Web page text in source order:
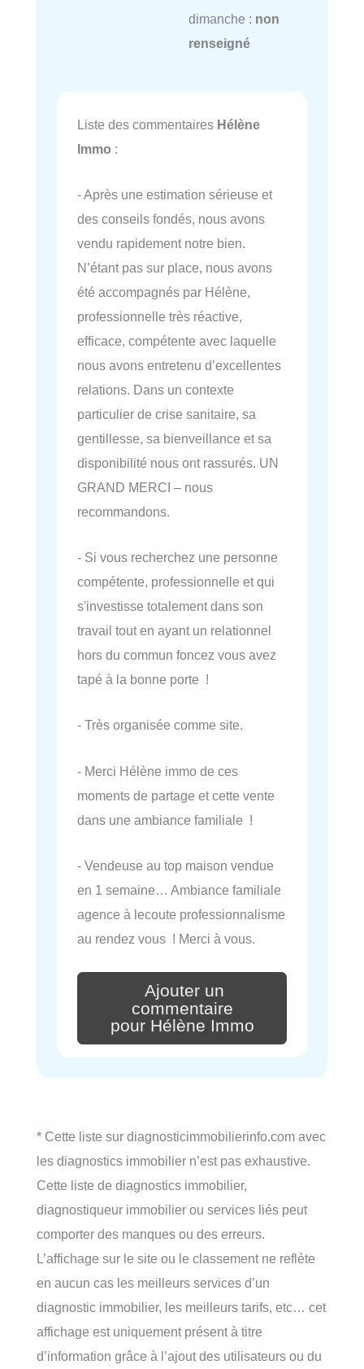
dimanche : non
renseigné
Liste des commentaires Hélène
Immo :
- Après une estimation sérieuse et
des conseils fondés, nous avons
vendu rapidement notre bien.
N’étant pas sur place, nous avons
été accompagnés par Hélène,
professionnelle très réactive,
efficace, compétente avec laquelle
nous avons entretenu d’excellentes
relations. Dans un contexte
particulier de crise sanitaire, sa
gentillesse, sa bienveillance et sa
disponibilité nous ont rassurés. UN
GRAND MERCI – nous
recommandons.
- Si vous recherchez une personne
compétente, professionnelle et qui
s'investisse totalement dans son
travail tout en ayant un relationnel
hors du commun foncez vous avez
tapé à la bonne porte !
- Très organisée comme site.
- Merci Hélène immo de ces
moments de partage et cette vente
dans une ambiance familiale !
- Vendeuse au top maison vendue
en 1 semaine… Ambiance familiale
agence à lecoute professionnalisme
au rendez vous ! Merci à vous.
Ajouter un
commentaire
pour Hélène Immo
* Cette liste sur diagnosticimmobilierinfo.com avec
les diagnostics immobilier n’est pas exhaustive.
Cette liste de diagnostics immobilier,
diagnostiqueur immobilier ou services liés peut
comporter des manques ou des erreurs.
L’affichage sur le site ou le classement ne reflète
en aucun cas les meilleurs services d’un
diagnostic immobilier, les meilleurs tarifs, etc… cet
affichage est uniquement présent à titre
d’information grâce à l’ajout des utilisateurs ou du